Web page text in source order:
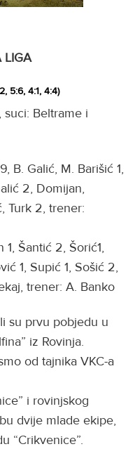
LIGA
5:6, 4:1, 4:4)
suci: Beltrame i
B. Galić, M. Barišić 1,
2, Domijan,
Turk 2, trener:
1, Šantić 2, Šorić1,
1, Supić 1, Sošić 2,
trener: A. Banko
su prvu pobjedu u
iz Rovinja.
od tajnika VKC-a
i rovinjskog
dvije mlade ekipe,
“Crikvenice”.